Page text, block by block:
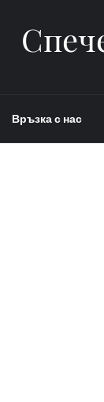
Връзка с нас